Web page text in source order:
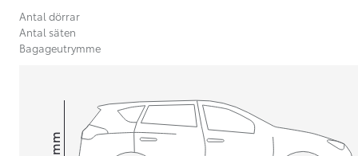
Antal dörrar
Antal säten
Bagageutrymme
mm